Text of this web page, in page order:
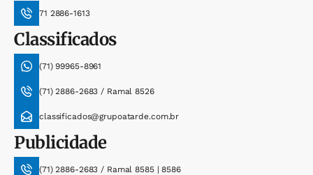
71 2886-1613
Classificados
(71) 99965-8961
(71) 2886-2683 / Ramal 8526
classificados@grupoatarde.com.br
Publicidade
(71) 2886-2683 / Ramal 8585 | 8586